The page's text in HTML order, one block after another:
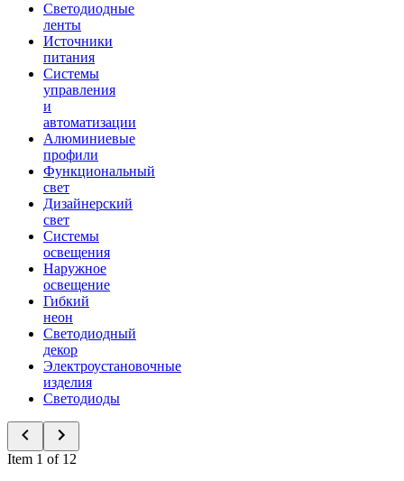
Светодиодные
ленты
Источники
питания
Системы
управления
и
автоматизации
Алюминиевые
профили
Функциональный
свет
Дизайнерский
свет
Системы
освещения
Наружное
освещение
Гибкий
неон
Светодиодный
декор
Электроустановочные
изделия
Светодиоды
Item 1 of 12